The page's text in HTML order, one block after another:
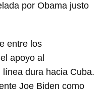
por Obama justo
entre los
apoyo al
dura hacia Cuba.
Joe Biden como